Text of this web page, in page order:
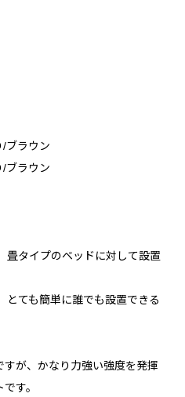
ブラウン
ブラウン
畳タイプのベッドに対して設置
とても簡単に誰でも設置できる
が、かなり力強い強度を発揮
す。